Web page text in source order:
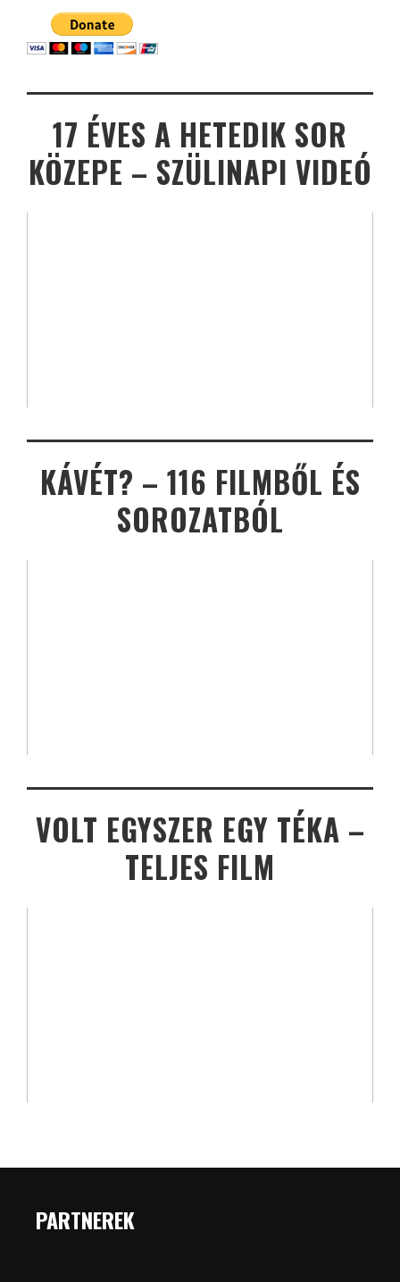
17 ÉVES A HETEDIK SOR
KÖZEPE – SZÜLINAPI VIDEÓ
KÁVÉT? – 116 FILMBŐL ÉS
SOROZATBÓL
VOLT EGYSZER EGY TÉKA –
TELJES FILM
PARTNEREK